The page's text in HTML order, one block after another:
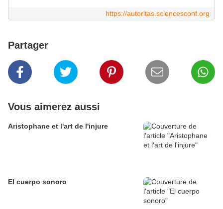
https://autoritas.sciencesconf.org
Partager
Vous aimerez aussi
Aristophane et l'art de l'injure
El cuerpo sonoro